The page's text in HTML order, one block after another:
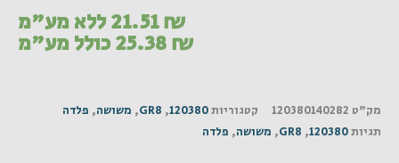
21.51₪ ללא מע"מ
25.38₪ כולל מע"מ
מק"ט 120380140282 קטגוריות120380
,
GR8
, משושה, פלדה
תגיות120380
,
GR8
, משושה, פלדה